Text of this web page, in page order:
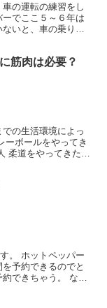
の運転の練習をし
でここ５～６年は
いと、車の乗り方
筋肉は必要？
の生活環境によっ
ーボールをやってき
柔道をやってきた人
。 ホットペッパー
予約できるのでと
できちゃう。 なん